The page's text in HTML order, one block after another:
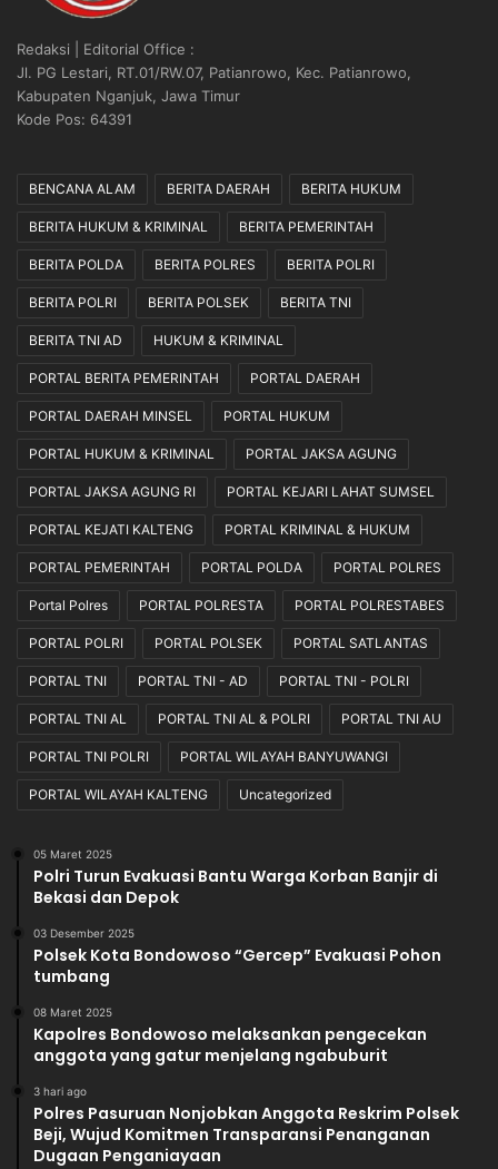
Redaksi | Editorial Office :
Jl. PG Lestari, RT.01/RW.07, Patianrowo, Kec. Patianrowo,
Kabupaten Nganjuk, Jawa Timur
Kode Pos: 64391
BENCANA ALAM BERITA DAERAH BERITA HUKUM
BERITA HUKUM & KRIMINAL BERITA PEMERINTAH
BERITA POLDA BERITA POLRES BERITA POLRI
BERITA POLRI BERITA POLSEK BERITA TNI
BERITA TNI AD HUKUM & KRIMINAL
PORTAL BERITA PEMERINTAH PORTAL DAERAH
PORTAL DAERAH MINSEL PORTAL HUKUM
PORTAL HUKUM & KRIMINAL PORTAL JAKSA AGUNG
PORTAL JAKSA AGUNG RI PORTAL KEJARI LAHAT SUMSEL
PORTAL KEJATI KALTENG PORTAL KRIMINAL & HUKUM
PORTAL PEMERINTAH PORTAL POLDA PORTAL POLRES
Portal Polres PORTAL POLRESTA PORTAL POLRESTABES
PORTAL POLRI PORTAL POLSEK PORTAL SATLANTAS
PORTAL TNI PORTAL TNI - AD PORTAL TNI - POLRI
PORTAL TNI AL PORTAL TNI AL & POLRI PORTAL TNI AU
PORTAL TNI POLRI PORTAL WILAYAH BANYUWANGI
PORTAL WILAYAH KALTENG Uncategorized
05 Maret 2025
Polri Turun Evakuasi Bantu Warga Korban Banjir di
Bekasi dan Depok
03 Desember 2025
Polsek Kota Bondowoso “Gercep” Evakuasi Pohon
tumbang
08 Maret 2025
Kapolres Bondowoso melaksankan pengecekan
anggota yang gatur menjelang ngabuburit
3 hari ago
Polres Pasuruan Nonjobkan Anggota Reskrim Polsek
Beji, Wujud Komitmen Transparansi Penanganan
Dugaan Penganiayaan